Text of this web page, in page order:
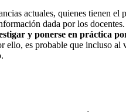
actuales, quienes tienen
dada por los
y ponerse en práctica
ello, es probable que incluso al